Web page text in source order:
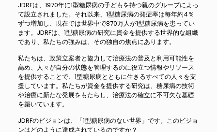
JDRFは、1970年に1型糖尿病の子どもを持つ親のグループによっ
て設立されました。それ以来、1型糖尿病の発症率は毎年約4％
ずつ増加し、現在では世界中で870万人が1型糖尿病を患ってい
ます。JDRFは、1型糖尿病の研究に資金を提供する世界的な組織
であり、私たちの強みは、その独自の焦点にあります。
私たちは、政策立案者と協力して治療法の普及と利用可能性を
高め、人々が自分の状態を管理するのに役立つ情報やリソース
を提供することで、1型糖尿病とともに生きるすべての人々を支
援しています。私たちが資金を提供する研究は、糖尿病の技術
や治療に新たな発展をもたらし、治療法の確立に不可欠な基礎
を築いています。
JDRFのビジョンは、「1型糖尿病のない世界」です。このビジョ
ンはどのように達成されているのですか？